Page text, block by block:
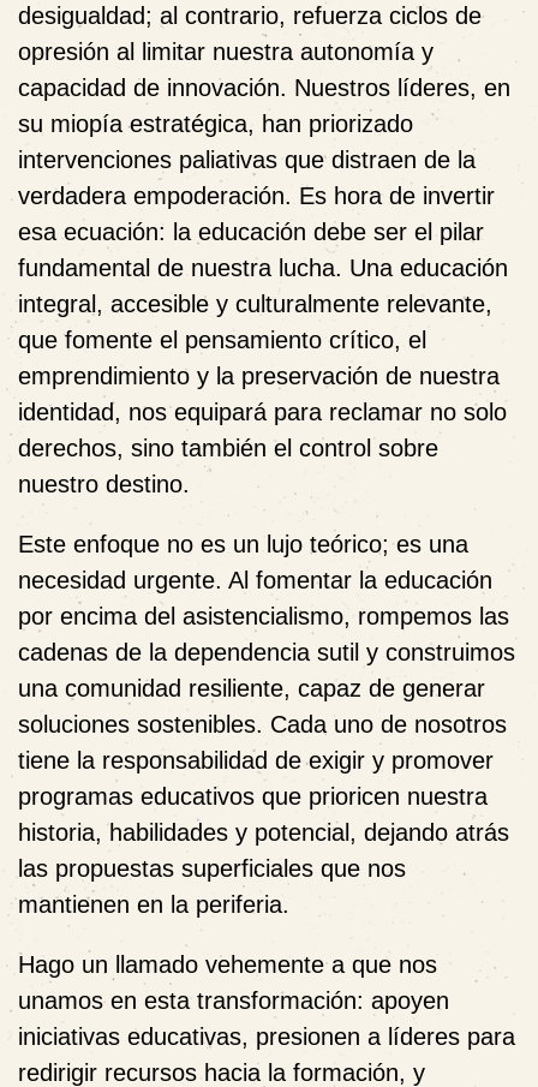
desigualdad; al contrario, refuerza ciclos de
opresión al limitar nuestra autonomía y
capacidad de innovación. Nuestros líderes, en
su miopía estratégica, han priorizado
intervenciones paliativas que distraen de la
verdadera empoderación. Es hora de invertir
esa ecuación: la educación debe ser el pilar
fundamental de nuestra lucha. Una educación
integral, accesible y culturalmente relevante,
que fomente el pensamiento crítico, el
emprendimiento y la preservación de nuestra
identidad, nos equipará para reclamar no solo
derechos, sino también el control sobre
nuestro destino.
Este enfoque no es un lujo teórico; es una
necesidad urgente. Al fomentar la educación
por encima del asistencialismo, rompemos las
cadenas de la dependencia sutil y construimos
una comunidad resiliente, capaz de generar
soluciones sostenibles. Cada uno de nosotros
tiene la responsabilidad de exigir y promover
programas educativos que prioricen nuestra
historia, habilidades y potencial, dejando atrás
las propuestas superficiales que nos
mantienen en la periferia.
Hago un llamado vehemente a que nos
unamos en esta transformación: apoyen
iniciativas educativas, presionen a líderes para
redirigir recursos hacia la formación, y